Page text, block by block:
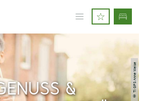
© TI GPS Anne Weise
&